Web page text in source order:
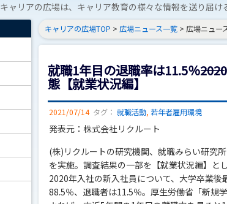
キャリアの広場は、キャリア教育の様々な情報を送り届け
キャリアの広場TOP > 広場ニュース一覧 > 広場ニュー
就職1年目の退職率は11.5％
態【就業状況編】
2021/07/14 タグ： 就職活動, 若年者雇用環境
発表元：株式会社リクルート
(株)リクルートの研究機関、就職みらい研究
を実施。調査結果の一部を【就業状況編】と
2020年入社の新入社員について、大学卒業
88.5％、退職者は11.5％。厚生労働省「新規